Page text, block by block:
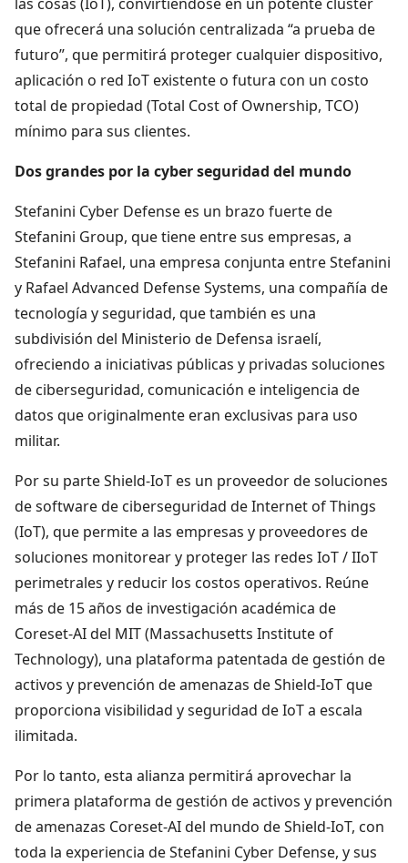
que ofrecerá una solución centralizada “a prueba de
futuro”, que permitirá proteger cualquier dispositivo,
aplicación o red IoT existente o futura con un costo
total de propiedad (Total Cost of Ownership, TCO)
mínimo para sus clientes.
Dos grandes por la cyber seguridad del mundo
Stefanini Cyber Defense es un brazo fuerte de
Stefanini Group, que tiene entre sus empresas, a
Stefanini Rafael, una empresa conjunta entre Stefanini
y Rafael Advanced Defense Systems, una compañía de
tecnología y seguridad, que también es una
subdivisión del Ministerio de Defensa israelí,
ofreciendo a iniciativas públicas y privadas soluciones
de ciberseguridad, comunicación e inteligencia de
datos que originalmente eran exclusivas para uso
militar.
Por su parte Shield-IoT es un proveedor de soluciones
de software de ciberseguridad de Internet of Things
(IoT), que permite a las empresas y proveedores de
soluciones monitorear y proteger las redes IoT / IIoT
perimetrales y reducir los costos operativos. Reúne
más de 15 años de investigación académica de
Coreset-AI del MIT (Massachusetts Institute of
Technology), una plataforma patentada de gestión de
activos y prevención de amenazas de Shield-IoT que
proporciona visibilidad y seguridad de IoT a escala
ilimitada.
Por lo tanto, esta alianza permitirá aprovechar la
primera plataforma de gestión de activos y prevención
de amenazas Coreset-AI del mundo de Shield-IoT, con
toda la experiencia de Stefanini Cyber Defense, y sus